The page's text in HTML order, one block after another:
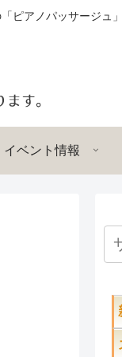
ピアノパッサージュ」
イベント情報